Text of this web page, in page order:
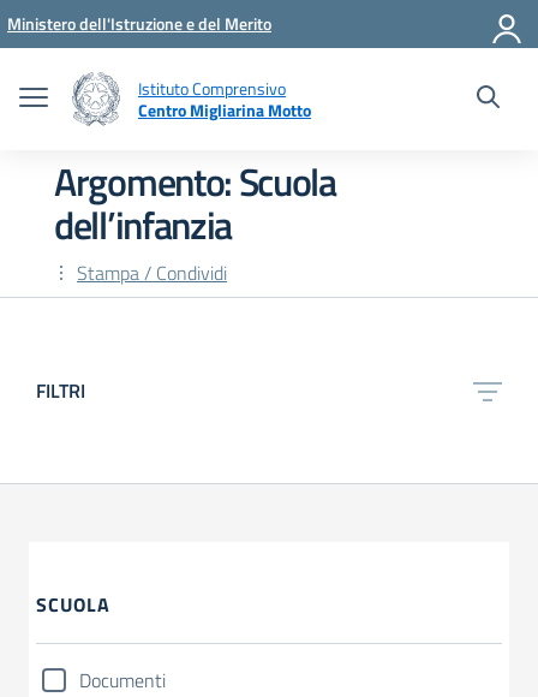
Vai ai contenuti
Vai al menu di navigazione
Vai al footer
Ministero dell'Istruzione e del Merito
Istituto Comprensivo
Centro Migliarina Motto
Argomento: Scuola
dell’infanzia
Stampa / Condividi
FILTRI
SCUOLA
Documenti